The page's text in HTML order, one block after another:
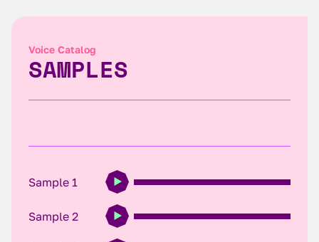
Voice Catalog
SAMPLES
Sample 1
Sample 2